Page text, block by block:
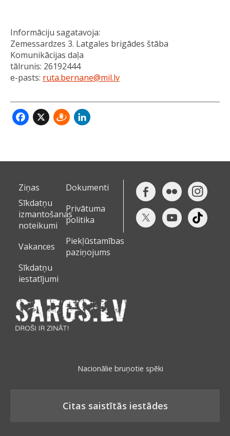
Informāciju sagatavoja:
Zemessardzes 3. Latgales brigādes štāba
Komunikācijas daļa
tālrunis: 26192444
e-pasts: ruta.bernane@mil.lv
Facebook
X Draugiem
Ziņas
Dokumenti
Sīkdatņu
izmantošanas
noteikumi
Privātuma
politika
Vakances
Piekļūstamības
paziņojums
Sīkdatņu
iestatījumi
Nacionālie bruņotie spēki
Citas saistītās iestādes